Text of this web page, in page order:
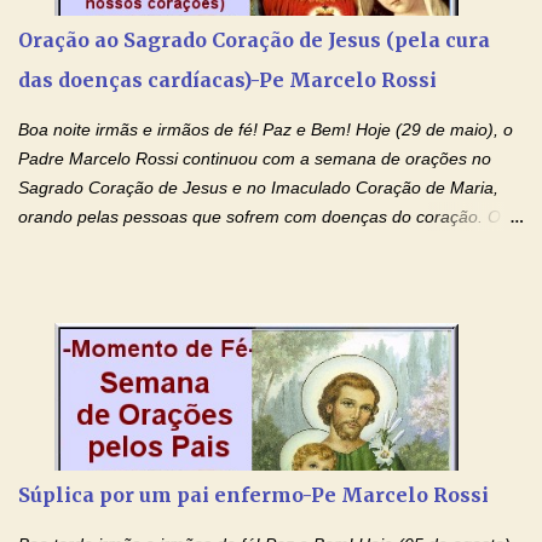
(apresente aqui o seu pedido...) Eu, desde já, agradeço de
coração, confiante que o Senhor me atenderá. Eu louvo o Pai por
agradeço de coração ao Espíri...
Oração ao Sagrado Coração de Jesus (pela cura
das doenças cardíacas)-Pe Marcelo Rossi
Boa noite irmãs e irmãos de fé! Paz e Bem! Hoje (29 de maio), o
Padre Marcelo Rossi continuou com a semana de orações no
Sagrado Coração de Jesus e no Imaculado Coração de Maria,
orando pelas pessoas que sofrem com doenças do coração. O
esta abençoada semana de orações no programa de rádio
Momento de Fé, vamos juntos formar uma forte corrente de
orações com o Padre Marcelo. Não desista do milagre, da cura;
tenha fé, creia firmemente e ore incessantemente até que o
Kairós aconteça em sua vida. Fique no Amor Ágape de Jesus e
Mensagem do Padre Marcelo Rossi por E-mail: Amados!! Nesta
quarta feira, vamos orar pelas pessoas que sofrem com as
Súplica por um pai enfermo-Pe Marcelo Rossi